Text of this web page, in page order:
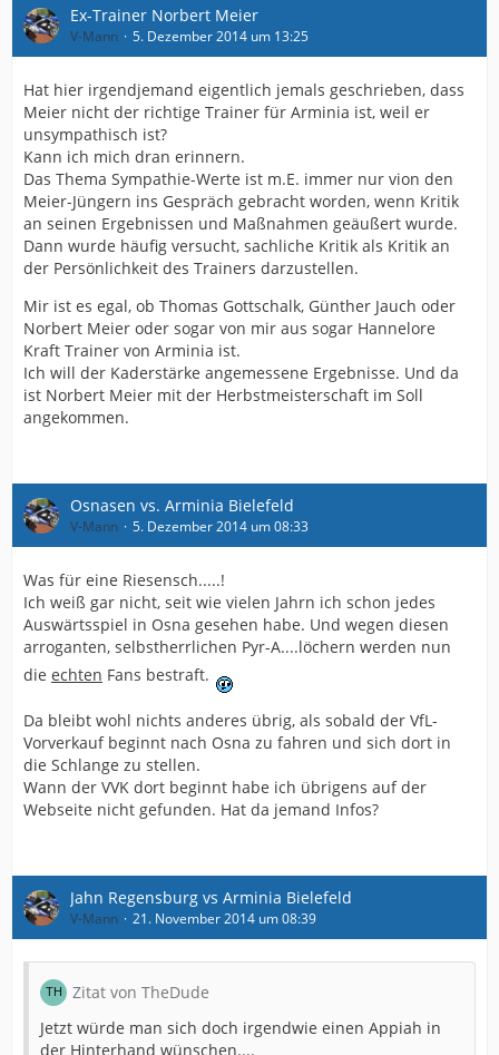
Ex-Trainer Norbert Meier
V-Mann 5. Dezember 2014 um 13:25
Hat hier irgendjemand eigentlich jemals geschrieben, dass
Meier nicht der richtige Trainer für Arminia ist, weil er
unsympathisch ist?
Kann ich mich dran erinnern.
Das Thema Sympathie-Werte ist m.E. immer nur vion den
Meier-Jüngern ins Gespräch gebracht worden, wenn Kritik
an seinen Ergebnissen und Maßnahmen geäußert wurde.
Dann wurde häufig versucht, sachliche Kritik als Kritik an
der Persönlichkeit des Trainers darzustellen.
Mir ist es egal, ob Thomas Gottschalk, Günther Jauch oder
Norbert Meier oder sogar von mir aus sogar Hannelore
Kraft Trainer von Arminia ist.
Ich will der Kaderstärke angemessene Ergebnisse. Und da
ist Norbert Meier mit der Herbstmeisterschaft im Soll
angekommen.
Osnasen vs. Arminia Bielefeld
V-Mann 5. Dezember 2014 um 08:33
Was für eine Riesensch.....!
Ich weiß gar nicht, seit wie vielen Jahrn ich schon jedes
Auswärtsspiel in Osna gesehen habe. Und wegen diesen
arroganten, selbstherrlichen Pyr-A....löchern werden nun
die echten Fans bestraft.
Da bleibt wohl nichts anderes übrig, als sobald der VfL-
Vorverkauf beginnt nach Osna zu fahren und sich dort in
die Schlange zu stellen.
Wann der VVK dort beginnt habe ich übrigens auf der
Webseite nicht gefunden. Hat da jemand Infos?
Jahn Regensburg vs Arminia Bielefeld
V-Mann 21. November 2014 um 08:39
Zitat von TheDude
Jetzt würde man sich doch irgendwie einen Appiah in
der Hinterhand wünschen....